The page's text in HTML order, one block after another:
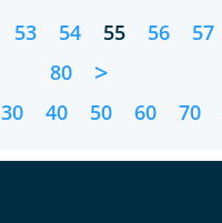
53 54 55 56 57
80
>
30 40 50 60 70